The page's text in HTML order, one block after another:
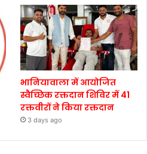
भानियावाला में आयोजित
स्वैच्छिक रक्तदान शिविर में 41
रक्तवीरों ने किया रक्तदान
3 days ago